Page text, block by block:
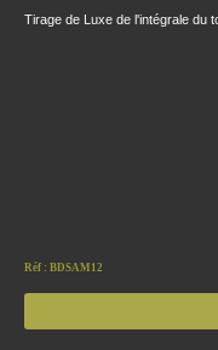
Tirage de Luxe de l'intégrale du
Réf : BDSAM12